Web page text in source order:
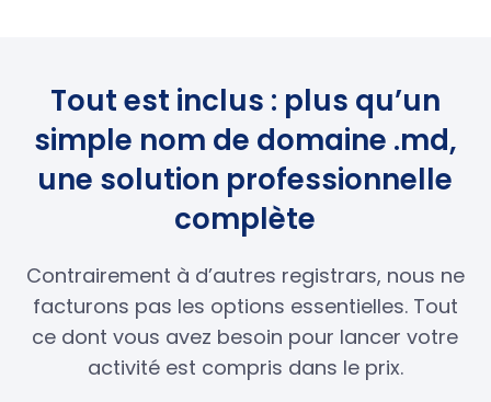
Tout est inclus : plus qu’un
simple nom de domaine .md,
une solution professionnelle
complète
Contrairement à d’autres registrars, nous ne
facturons pas les options essentielles. Tout
ce dont vous avez besoin pour lancer votre
activité est compris dans le prix.